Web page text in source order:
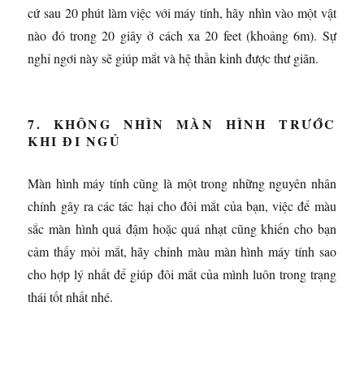
cứ sau 20 phút làm việc với máy tính, hãy nhìn vào một vật
nào đó trong 20 giây ở cách xa 20 feet (khoảng 6m). Sự
nghỉ ngơi này sẽ giúp mắt và hệ thần kinh được thư giãn.
7. KHÔNG NHÌN MÀN HÌNH TRƯỚC
KHI ĐI NGỦ
Màn hình máy tính cũng là một trong những nguyên nhân
chính gây ra các tác hại cho đôi mắt của bạn, việc để màu
sắc màn hình quá đậm hoặc quá nhạt cũng khiến cho bạn
cảm thấy mỏi mắt, hãy chỉnh màu màn hình máy tính sao
cho hợp lý nhất để giúp đôi mắt của mình luôn trong trạng
thái tốt nhất nhé.